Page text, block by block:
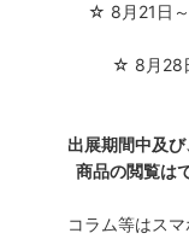
☆ 8月21日
☆ 8月28
出展期間中及
商品の閲覧は
コラム等はス